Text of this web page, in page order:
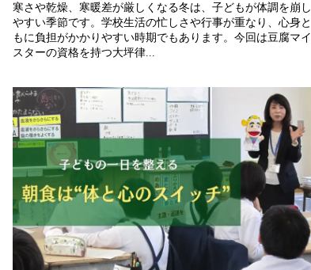
寒さや乾燥、寒暖差が厳しくなる冬は、子どもが体調を崩し
やすい季節です。学校生活の忙しさや行事が重なり、心身と
もに負担がかかりやすい時期でもあります。今回は豆腐マイ
スターの資格を持つ大坪律...